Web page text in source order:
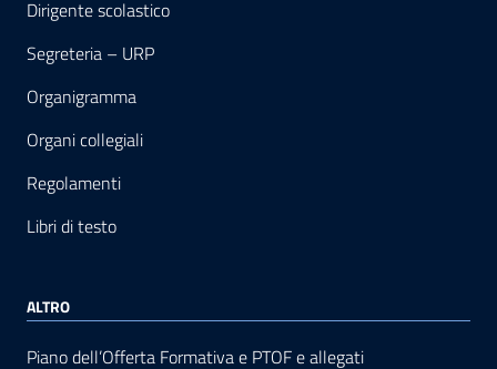
Dirigente scolastico
Segreteria – URP
Organigramma
Organi collegiali
Regolamenti
Libri di testo
ALTRO
Piano dell’Offerta Formativa e PTOF e allegati